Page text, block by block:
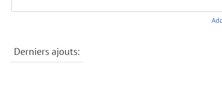
Derniers ajouts: